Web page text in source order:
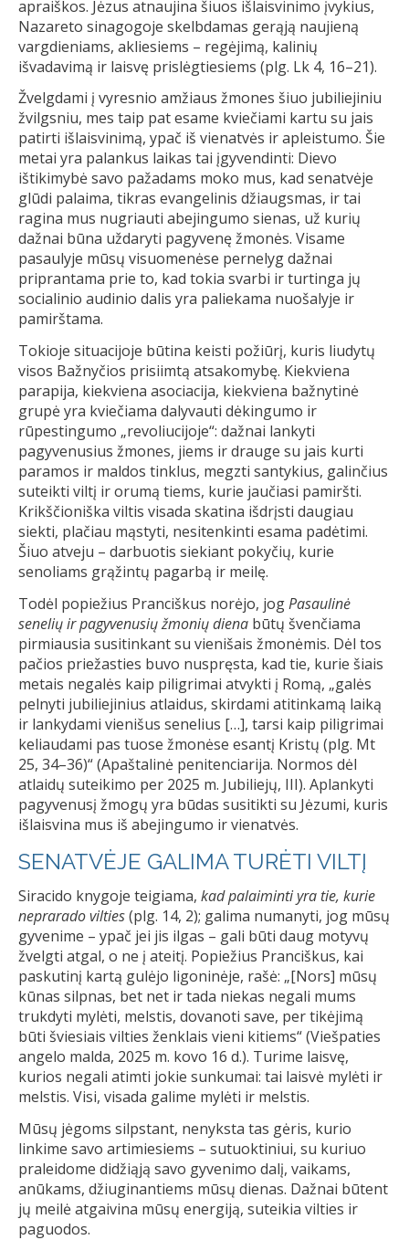
apraiškos. Jėzus atnaujina šiuos išlaisvinimo įvykius,
Nazareto sinagogoje skelbdamas gerąją naujieną
vargdieniams, akliesiems – regėjimą, kalinių
išvadavimą ir laisvę prislėgtiesiems (plg. Lk 4, 16–21).
Žvelgdami į vyresnio amžiaus žmones šiuo jubiliejiniu
žvilgsniu, mes taip pat esame kviečiami kartu su jais
patirti išlaisvinimą, ypač iš vienatvės ir apleistumo. Šie
metai yra palankus laikas tai įgyvendinti: Dievo
ištikimybė savo pažadams moko mus, kad senatvėje
glūdi palaima, tikras evangelinis džiaugsmas, ir tai
ragina mus nugriauti abejingumo sienas, už kurių
dažnai būna uždaryti pagyvenę žmonės. Visame
pasaulyje mūsų visuomenėse pernelyg dažnai
priprantama prie to, kad tokia svarbi ir turtinga jų
socialinio audinio dalis yra paliekama nuošalyje ir
pamirštama.
Tokioje situacijoje būtina keisti požiūrį, kuris liudytų
visos Bažnyčios prisiimtą atsakomybę. Kiekviena
parapija, kiekviena asociacija, kiekviena bažnytinė
grupė yra kviečiama dalyvauti dėkingumo ir
rūpestingumo „revoliucijoje“: dažnai lankyti
pagyvenusius žmones, jiems ir drauge su jais kurti
paramos ir maldos tinklus, megzti santykius, galinčius
suteikti viltį ir orumą tiems, kurie jaučiasi pamiršti.
Krikščioniška viltis visada skatina išdrįsti daugiau
siekti, plačiau mąstyti, nesitenkinti esama padėtimi.
Šiuo atveju – darbuotis siekiant pokyčių, kurie
senoliams grąžintų pagarbą ir meilę.
Todėl popiežius Pranciškus norėjo, jogPasaulinė
senelių ir pagyvenusių žmonių diena būtų švenčiama
pirmiausia susitinkant su vienišais žmonėmis. Dėl tos
pačios priežasties buvo nuspręsta, kad tie, kurie šiais
metais negalės kaip piligrimai atvykti į Romą, „galės
pelnyti jubiliejinius atlaidus, skirdami atitinkamą laiką
ir lankydami vienišus senelius […], tarsi kaip piligrimai
keliaudami pas tuose žmonėse esantį Kristų (plg. Mt
25, 34–36)“ (Apaštalinė penitenciarija. Normos dėl
atlaidų suteikimo per 2025 m. Jubiliejų, III). Aplankyti
pagyvenusį žmogų yra būdas susitikti su Jėzumi, kuris
išlaisvina mus iš abejingumo ir vienatvės.
SENATVĖJE GALIMA TURĖTI VILTĮ
Siracido knygoje teigiama, kad palaiminti yra tie, kurie
neprarado vilties(plg. 14, 2); galima numanyti, jog mūsų
gyvenime – ypač jei jis ilgas – gali būti daug motyvų
žvelgti atgal, o ne į ateitį. Popiežius Pranciškus, kai
paskutinį kartą gulėjo ligoninėje, rašė: „[Nors] mūsų
kūnas silpnas, bet net ir tada niekas negali mums
trukdyti mylėti, melstis, dovanoti save, per tikėjimą
būti šviesiais vilties ženklais vieni kitiems“ (Viešpaties
angelo malda, 2025 m. kovo 16 d.). Turime laisvę,
kurios negali atimti jokie sunkumai: tai laisvė mylėti ir
melstis. Visi, visada galime mylėti ir melstis.
Mūsų jėgoms silpstant, nenyksta tas gėris, kurio
linkime savo artimiesiems – sutuoktiniui, su kuriuo
praleidome didžiąją savo gyvenimo dalį, vaikams,
anūkams, džiuginantiems mūsų dienas. Dažnai būtent
jų meilė atgaivina mūsų energiją, suteikia vilties ir
paguodos.